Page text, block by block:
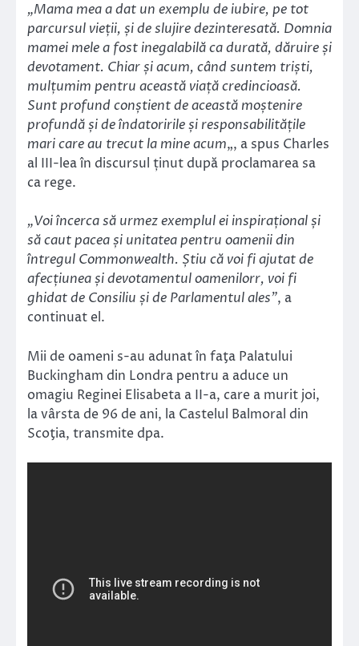
„Mama mea a dat un exemplu de iubire, pe tot
parcursul vieții, și de slujire dezinteresată. Domnia
mamei mele a fost inegalabilă ca durată, dăruire și
devotament. Chiar și acum, când suntem triști,
mulțumim pentru această viață credincioasă.
Sunt profund conștient de această moștenire
profundă și de îndatoririle și responsabilitățile
mari care au trecut la mine acum„, a spus Charles
al III-lea în discursul ținut după proclamarea sa
ca rege.
„Voi încerca să urmez exemplul ei inspirațional și
să caut pacea și unitatea pentru oamenii din
întregul Commonwealth. Știu că voi fi ajutat de
afecțiunea și devotamentul oamenilorr, voi fi
ghidat de Consiliu și de Parlamentul ales”, a
continuat el.
Mii de oameni s-au adunat în faţa Palatului
Buckingham din Londra pentru a aduce un
omagiu Reginei Elisabeta a II-a, care a murit joi,
la vârsta de 96 de ani, la Castelul Balmoral din
Scoţia, transmite dpa.